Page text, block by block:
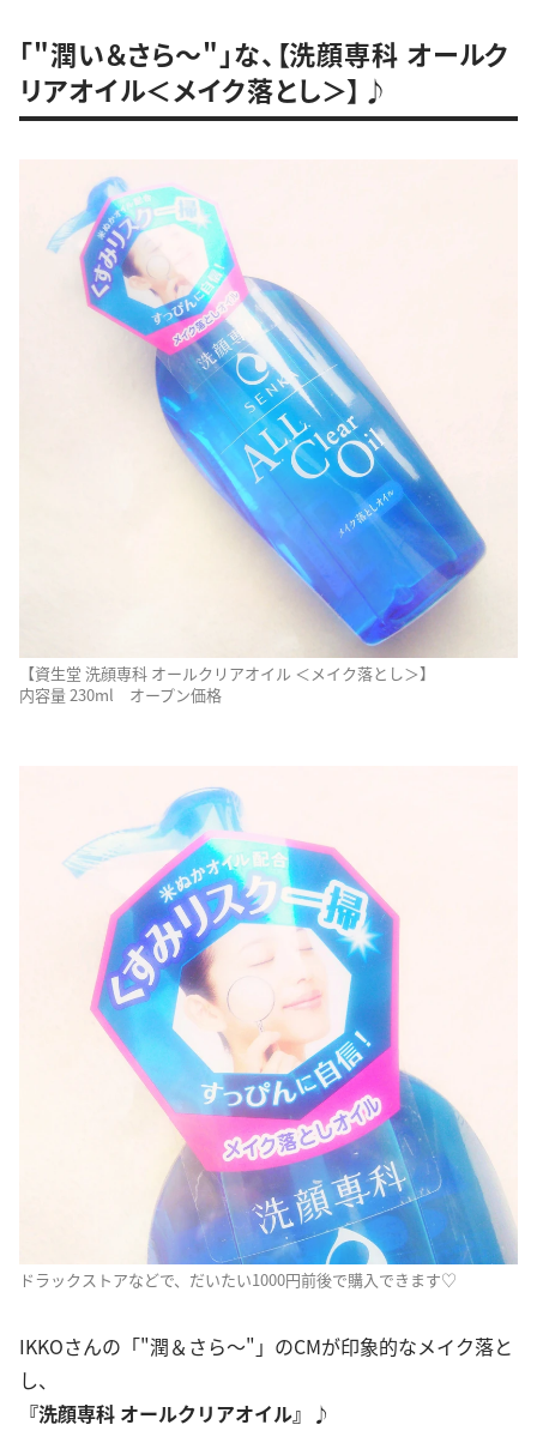
「"潤い＆さら～"」な、【洗顔専科 オールク
リアオイル＜メイク落とし＞】♪
【資生堂 洗顔専科 オールクリアオイル ＜メイク落とし＞】
内容量 230ml オープン価格
ドラックストアなどで、だいたい1000円前後で購入できます♡
IKKOさんの「"潤＆さら～"」のCMが印象的なメイク落と
し、
『洗顔専科 オールクリアオイル』♪